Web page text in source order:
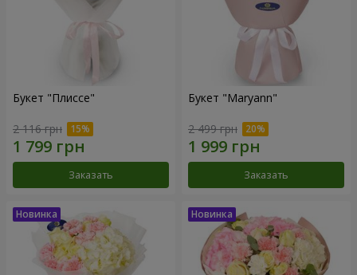
Букет "Плиссе"
2 116 грн
Заказать
Букет "Maryann"
2 499 грн
Заказать